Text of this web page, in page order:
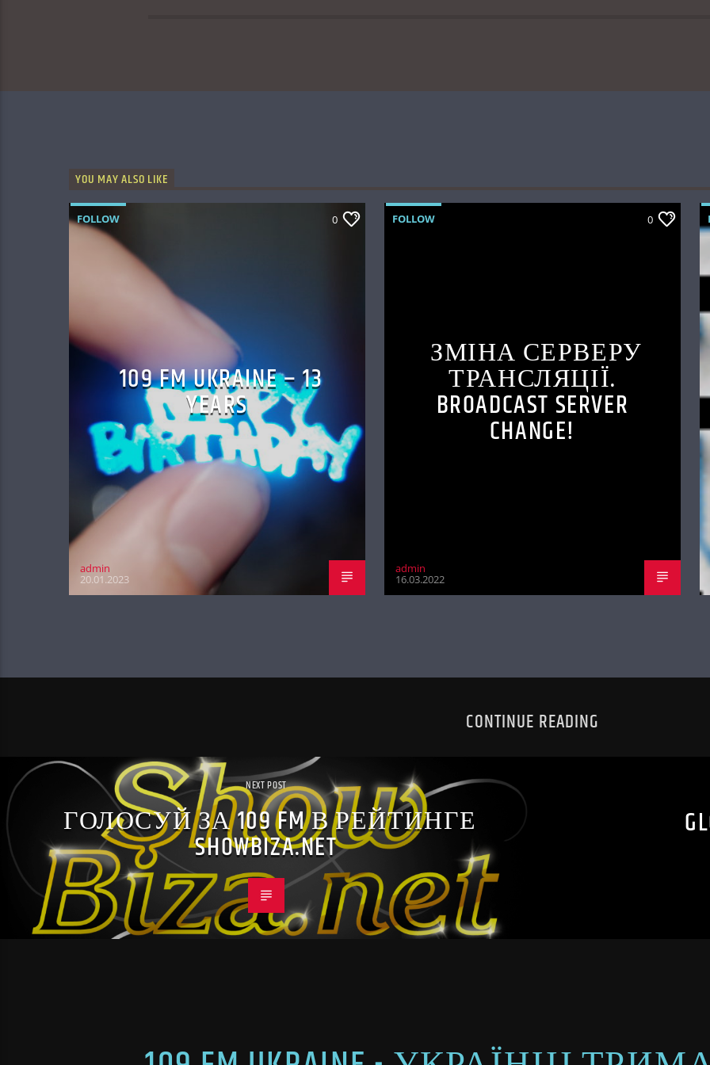
YOU MAY ALSO LIKE
FOLLOW 0
109 FM UKRAINE – 13
YEARS
admin
20.01.2023
FOLLOW 0
ЗМІНА СЕРВЕРУ
ТРАНСЛЯЦІЇ.
BROADCAST SERVER
CHANGE!
admin
16.03.2022
CONTINUE READING
NEXT POST
ГОЛОСУЙ ЗА 109 FM В РЕЙТИНГЕ
SHOWBIZA.NET